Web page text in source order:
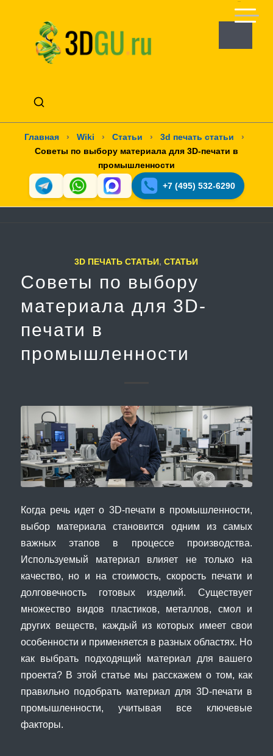
Главная › Wiki › Статьи › 3d печать статьи
›
Советы по выбору материала для 3D-печати в
промышленности
+7 (495) 532-6290
3D ПЕЧАТЬ СТАТЬИ,СТАТЬИ
Советы по выбору
материала для 3D-
печати в
промышленности
Когда речь идет о 3D-печати в промышленности,
выбор материала становится одним из самых
важных этапов в процессе производства.
Используемый материал влияет не только на
качество, но и на стоимость, скорость печати и
долговечность готовых изделий. Существует
множество видов пластиков, металлов, смол и
других веществ, каждый из которых имеет свои
особенности и применяется в разных областях. Но
как выбрать подходящий материал для вашего
проекта? В этой статье мы расскажем о том, как
правильно подобрать материал для 3D-печати в
промышленности, учитывая все ключевые
факторы.